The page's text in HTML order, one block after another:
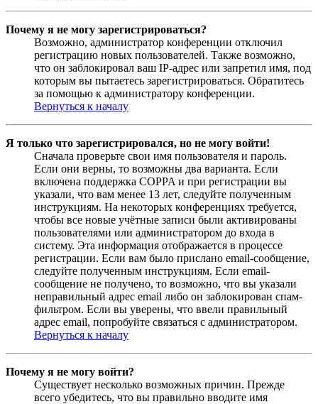
Почему я не могу зарегистрироваться?
Возможно, администратор конференции отключил
регистрацию новых пользователей. Также возможно,
что он заблокировал ваш IP-адрес или запретил имя, под
которым вы пытаетесь зарегистрироваться. Обратитесь
за помощью к администратору конференции.
Вернуться к началу
Я только что зарегистрировался, но не могу войти!
Сначала проверьте свои имя пользователя и пароль.
Если они верны, то возможны два варианта. Если
включена поддержка COPPA и при регистрации вы
указали, что вам менее 13 лет, следуйте полученным
инструкциям. На некоторых конференциях требуется,
чтобы все новые учётные записи были активированы
пользователями или администратором до входа в
систему. Эта информация отображается в процессе
регистрации. Если вам было прислано email-сообщение,
следуйте полученным инструкциям. Если email-
сообщение не получено, то возможно, что вы указали
неправильный адрес email либо он заблокирован спам-
фильтром. Если вы уверены, что ввели правильный
адрес email, попробуйте связаться с администратором.
Вернуться к началу
Почему я не могу войти?
Существует несколько возможных причин. Прежде
всего убедитесь, что вы правильно вводите имя